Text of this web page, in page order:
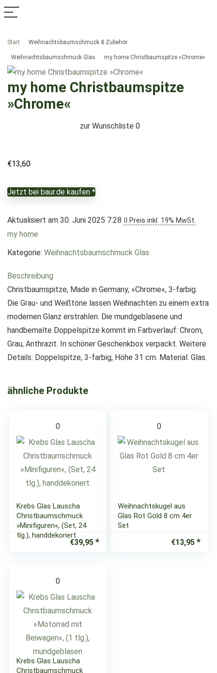
Start Weihnachtsbaumschmuck & Zubehör
Weihnachtsbaumschmuck Glas my home Christbaumspitze »Chrome«
my home Christbaumspitze
»Chrome«
zur Wunschliste 0
€13,60
Jetzt bei baur.de kaufen *
Aktualisiert am 30. Juni 2025 7:28 II Preis inkl. 19% MwSt.
my home
Kategorie: Weihnachtsbaumschmuck Glas
Beschreibung
Christbaumspitze, Made in Germany, »Chrome«, 3-farbig.
Die Grau- und Weißtöne lassen Weihnachten zu einem extra
modernen Glanz erstrahlen. Die mundgeblasene und
handbemalte Doppelspitze kommt im Farbverlauf: Chrom,
Grau, Anthrazit. In schöner Geschenkbox verpackt. Weitere
Details: Doppelspitze, 3-farbig, Höhe 31 cm. Material: Glas.
ähnliche Produkte
0
Krebs Glas Lauscha
Christbaumschmuck
»Minifiguren«, (Set, 24
tlg.), handdekoriert
€39,95
0
Weihnachtskugel aus
Glas Rot Gold 8 cm 4er
Set
€13,95
0
Krebs Glas Lauscha
Christbaumschmuck